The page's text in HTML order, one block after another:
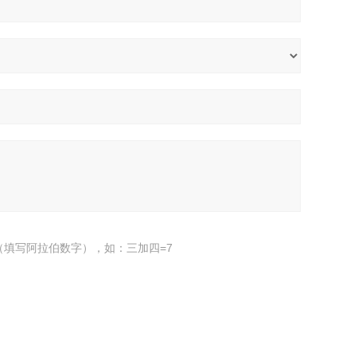
写阿拉伯数字），如：三加四=7